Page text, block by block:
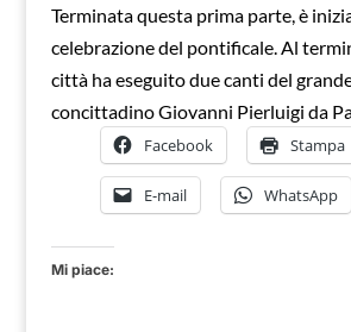
Terminata questa prima parte, è
celebrazione del pontificale. Al
città ha eseguito due canti del
concittadino Giovanni Pierluigi da
Facebook Stampa
E-mail WhatsApp
Mi piace: